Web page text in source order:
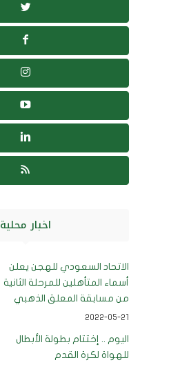
اخبار محلية
الاتحاد السعودي للهجن يعلن
أسماء المتأهلين للمرحلة الثانية
من مسابقة المعلق الذهبي
2022-05-21
اليوم .. إختتام بطولة الأبطال
للهواة لكرة القدم